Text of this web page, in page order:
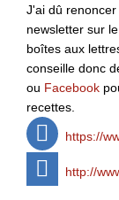
J'ai dû
newsletter sur
boîtes aux
conseille donc
ou Facebook
recettes.
https://
http://